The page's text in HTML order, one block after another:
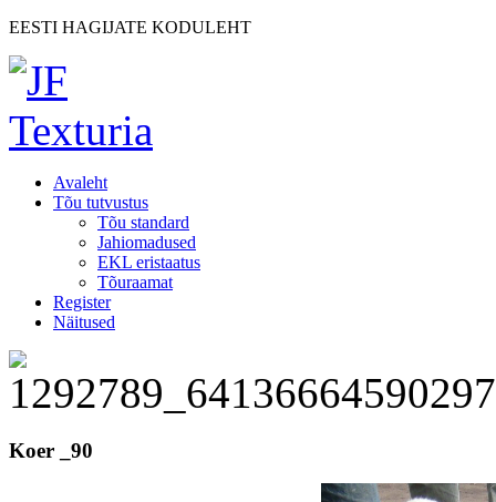
EESTI HAGIJATE KODULEHT
Avaleht
Tõu tutvustus
Tõu standard
Jahiomadused
EKL eristaatus
Tõuraamat
Register
Näitused
Koer _90